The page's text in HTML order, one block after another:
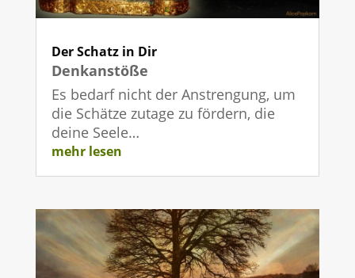
Der Schatz in Dir
Denkanstöße
Es bedarf nicht der Anstrengung, um
die Schätze zutage zu fördern, die
deine Seele…
mehr lesen